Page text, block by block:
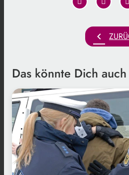
chevron_left
Das könnte Dich